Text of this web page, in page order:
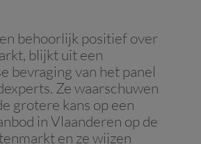
behoorlijk positief over
blijkt uit een
bevraging van het panel
Ze waarschuwen
grotere kans op een
in Vlaanderen op de
en ze wijzen